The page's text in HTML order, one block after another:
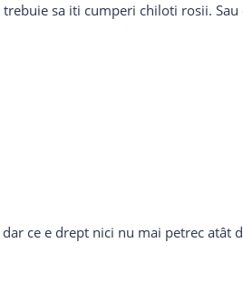
sa iti cumperi chiloti rosii.
ce e drept nici nu mai petrec atât